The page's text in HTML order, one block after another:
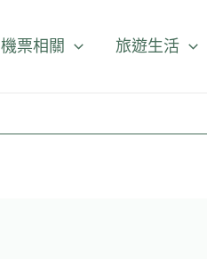
機票相關 旅遊生活